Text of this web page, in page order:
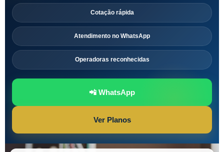
Cotação rápida
Atendimento no WhatsApp
Operadoras reconhecidas
📲 WhatsApp
Ver Planos